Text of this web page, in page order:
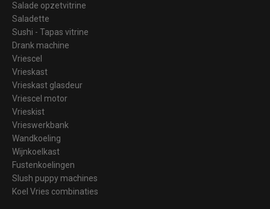
Salade opzetvitrine
Saladette
Sushi - Tapas vitrine
Drank machine
Vriescel
Vrieskast
Vrieskast glasdeur
Vriescel motor
Vrieskist
Vrieswerkbank
Wandkoeling
Wijnkoelkast
Fustenkoelingen
Slush puppy machines
Koel Vries combinaties